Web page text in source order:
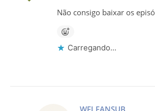
Não consigo baixar os
Carregando...